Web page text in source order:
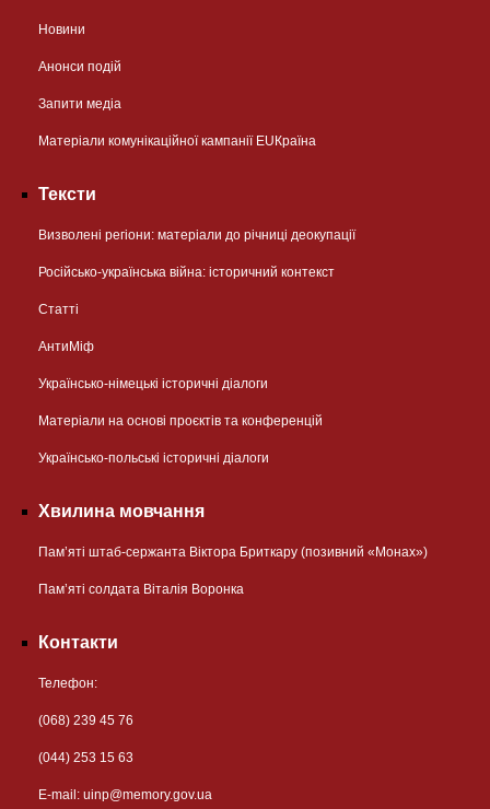
Новини
Анонси подій
Запити медіа
Матеріали комунікаційної кампанії EUКраїна
Тексти
Визволені регіони: матеріали до річниці деокупації
Російсько-українська війна: історичний контекст
Статті
АнтиМіф
Українсько-німецькі історичні діалоги
Матеріали на основі проєктів та конференцій
Українсько-польські історичні діалоги
Хвилина мовчання
Пам’яті штаб-сержанта Віктора Бриткару (позивний «Монах»)
Пам’яті солдата Віталія Воронка
Контакти
Телефон:
(068) 239 45 76
(044) 253 15 63
Е-mail: uinp@memory.gov.ua